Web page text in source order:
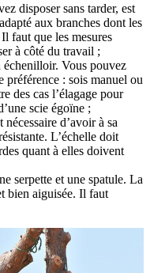
disposer sans tarder, est
aux branches dont les
faut que les mesures
à côté du travail ;
échenilloir. Vous pouvez
: sois manuel ou
des cas l’élagage pour
scie égoïne ;
d’avoir à sa
L’échelle doit
quant à elles doivent
serpette et une spatule. La
bien aiguisée. Il faut